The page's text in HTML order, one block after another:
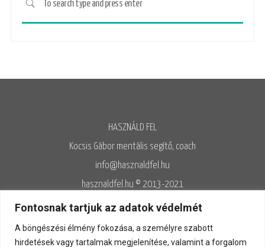
Fontosnak tartjuk az adatok védelmét
A böngészési élmény fokozása, a személyre szabott
hirdetések vagy tartalmak megjelenítése, valamint a forgalom
HASZNÁLD FEL
Kocsis Gábor mentális segítő, coach
info@hasznaldfel.hu
hasznaldfel.hu © 2013-2021
Írásaim szerzői jogi védelem alatt állnak, felhasználásuk kizárólag az
Adatvédelmi szabályzatnak megfelelően engedélyezett.
Adatvédelem◊Adatkezelés◊Általános szerződési feltételek◊